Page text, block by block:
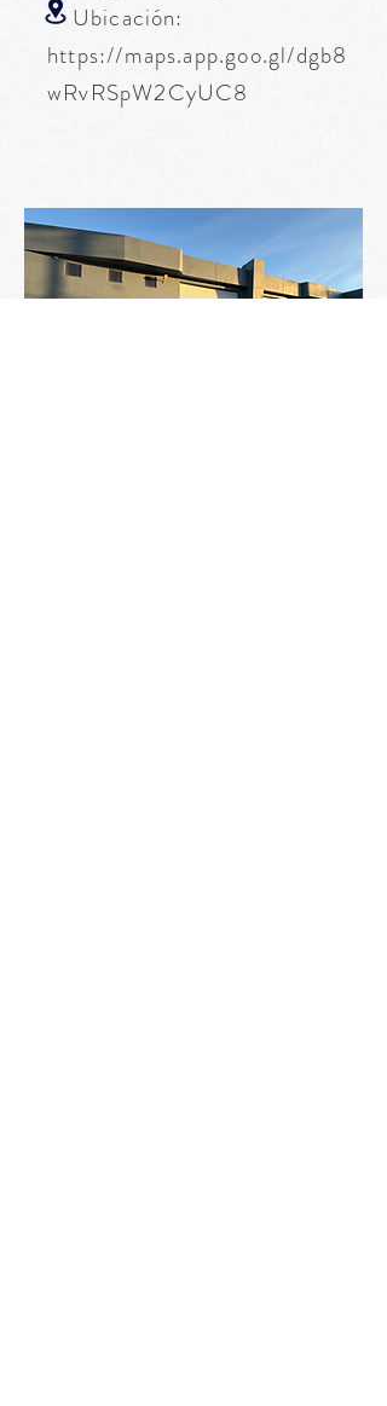
Ubicación:
https://maps.app.goo.gl/dgb8
wRvRSpW2CyUC8